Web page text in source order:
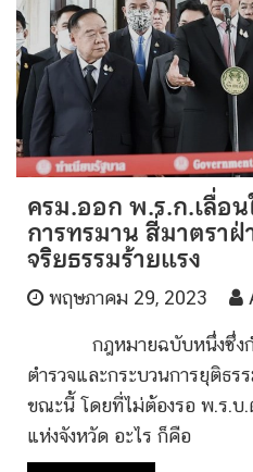
ครม.ออก พ.ร.ก.เลื่อ
การทรมาน สี่มาตรา
จริยธรรมร้ายแรง
พฤษภาคม 29, 2023
กฎหมายฉบับหนึ่งซึ่งกำ
ตำรวจและกระบวนการยุติธ
ขณะนี้ โดยที่ไม่ต้องรอ พ.ร.บ
แห่งจังหวัด อะไร ก็คือ